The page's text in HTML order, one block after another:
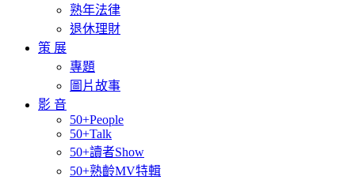
熟年法律
退休理財
策 展
專題
圖片故事
影 音
50+People
50+Talk
50+讀者Show
50+熟齡MV特輯